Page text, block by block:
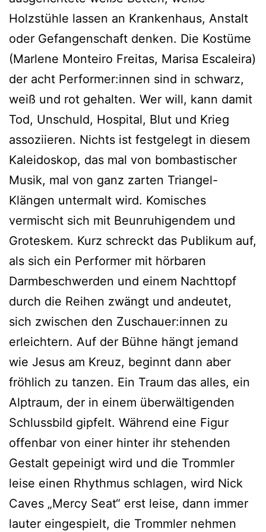
Holzstühle lassen an Krankenhaus, Anstalt
oder Gefangenschaft denken. Die Kostüme
(Marlene Monteiro Freitas, Marisa Escaleira)
der acht Performer:innen sind in schwarz,
weiß und rot gehalten. Wer will, kann damit
Tod, Unschuld, Hospital, Blut und Krieg
assoziieren. Nichts ist festgelegt in diesem
Kaleidoskop, das mal von bombastischer
Musik, mal von ganz zarten Triangel-
Klängen untermalt wird. Komisches
vermischt sich mit Beunruhigendem und
Groteskem. Kurz schreckt das Publikum auf,
als sich ein Performer mit hörbaren
Darmbeschwerden und einem Nachttopf
durch die Reihen zwängt und andeutet,
sich zwischen den Zuschauer:innen zu
erleichtern. Auf der Bühne hängt jemand
wie Jesus am Kreuz, beginnt dann aber
fröhlich zu tanzen. Ein Traum das alles, ein
Alptraum, der in einem überwältigenden
Schlussbild gipfelt. Während eine Figur
offenbar von einer hinter ihr stehenden
Gestalt gepeinigt wird und die Trommler
leise einen Rhythmus schlagen, wird Nick
Caves „Mercy Seat“ erst leise, dann immer
lauter eingespielt, die Trommler nehmen